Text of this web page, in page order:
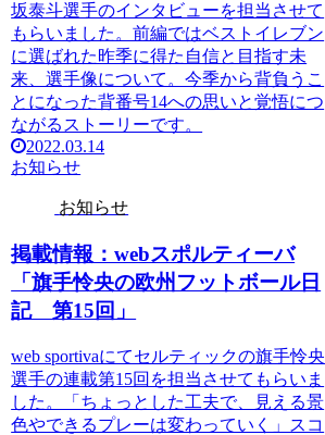
坂泰斗選手のインタビューを担当させて
もらいました。前編ではベストイレブン
に選ばれた昨季に得た自信と目指す未
来、選手像について。今季から背負うこ
とになった背番号14への思いと覚悟につ
ながるストーリーです。
2022.03.14
お知らせ
お知らせ
掲載情報：webスポルティーバ
「旗手怜央の欧州フットボール日
記 第15回」
web sportivaにてセルティックの旗手怜央
選手の連載第15回を担当させてもらいま
した。「ちょっとした工夫で、見える景
色やできるプレーは変わっていく」スコ